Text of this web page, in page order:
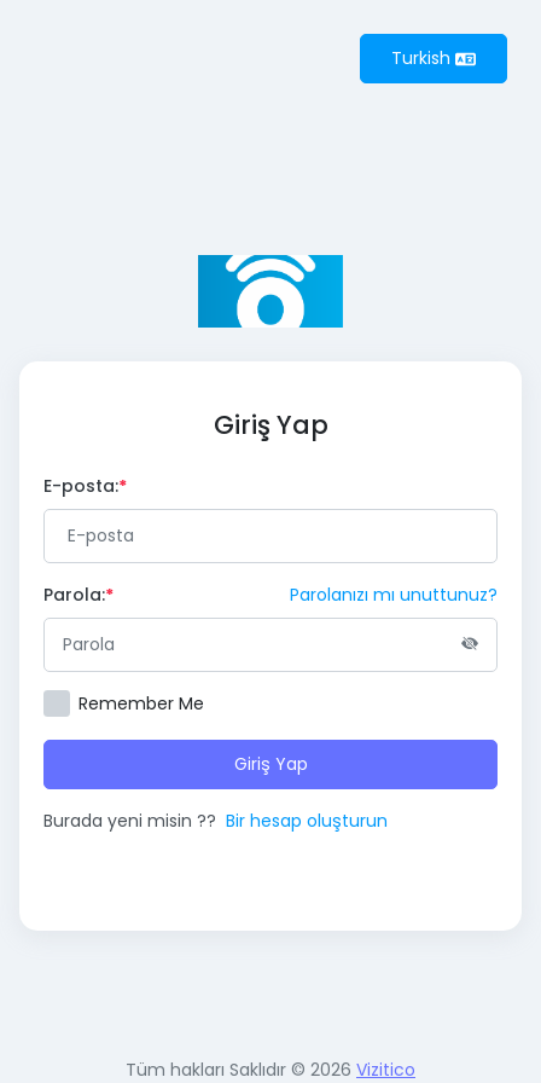
Turkish
Giriş Yap
E-posta:
Parola: Parolanızı mı unuttunuz?
Remember Me
Giriş Yap
Burada yeni misin ?? Bir hesap oluşturun
Tüm hakları Saklıdır © 2026 Vizitico